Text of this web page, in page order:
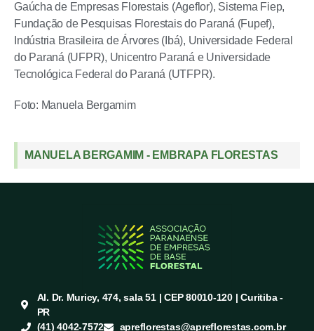
Gaúcha de Empresas Florestais (Ageflor), Sistema Fiep,
Fundação de Pesquisas Florestais do Paraná (Fupef),
Indústria Brasileira de Árvores (Ibá), Universidade Federal
do Paraná (UFPR), Unicentro Paraná e Universidade
Tecnológica Federal do Paraná (UTFPR).
Foto: Manuela Bergamim
MANUELA BERGAMIM - EMBRAPA FLORESTAS
Al. Dr. Muricy, 474, sala 51 | CEP 80010-120 | Curitiba -
PR
(41) 4042-7572
apreflorestas@apreflorestas.com.br